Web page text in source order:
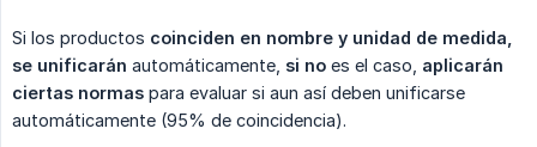
Si los productos coinciden en nombre y unidad de medida,
se unificarán automáticamente, si no es el caso, aplicarán
ciertas normas para evaluar si aun así deben unificarse
automáticamente (95% de coincidencia).